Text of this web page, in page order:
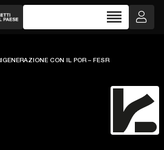
reorder
CON IL POR – FESR